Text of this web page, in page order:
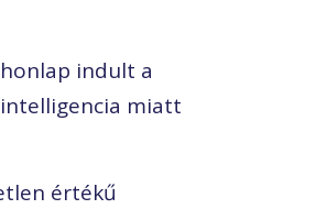
indult a
miatt
értékű